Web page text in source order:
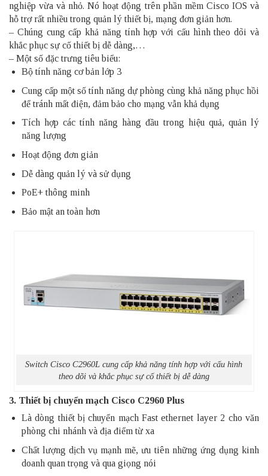
nghiệp vừa và nhỏ. Nó hoạt động trên phần mềm Cisco IOS và
hỗ trợ rất nhiều trong quản lý thiết bị, mạng đơn giản hơn.
– Chúng cung cấp khả năng tính hợp với cấu hình theo dõi và
khắc phục sự cố thiết bị dễ dàng,…
– Một số đặc trưng tiêu biểu:
Bộ tính năng cơ bản lớp 3
Cung cấp một số tính năng dự phòng cùng khả năng phục hồi
để tránh mất điện, đảm bảo cho mạng vẫn khả dụng
Tích hợp các tính năng hàng đầu trong hiệu quả, quản lý
năng lượng
Hoạt động đơn giản
Dễ dàng quản lý và sử dụng
PoE+ thông minh
Bảo mật an toàn hơn
Switch Cisco C2960L cung cấp khả năng tính hợp với cấu hình
theo dõi và khắc phục sự cố thiết bị dễ dàng
3. Thiết bị chuyển mạch Cisco C2960 Plus
Là dòng thiết bị chuyển mạch Fast ethernet layer 2 cho văn
phòng chi nhánh và địa điểm từ xa
Chất lượng dịch vụ mạnh mẽ, ưu tiên những ứng dụng kinh
doanh quan trọng và qua giọng nói